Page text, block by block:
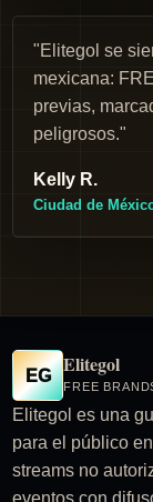
"Elitegol se
mexicana:
previas,
peligrosos."
Kelly R.
Ciudad de
EG Elitegol
FREE
Elitegol es una
para el público
streams no
eventos con